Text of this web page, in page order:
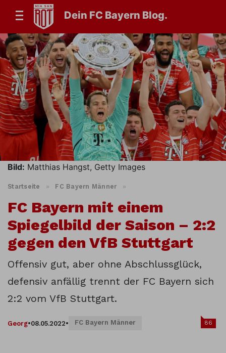
Dein FC Bayern Blog.
Bild: Matthias Hangst, Getty Images
Startseite » FC Bayern Männer »
FC Bayern mit einem
Spiegelbild der Saison – 2:2
gegen den VfB Stuttgart
Offensiv gut, aber ohne Abschlussglück,
defensiv anfällig trennt der FC Bayern sich
2:2 vom VfB Stuttgart.
Georg•08.05.2022• FC Bayern Männer 86